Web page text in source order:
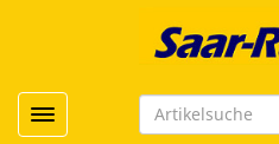
Toggle navigation